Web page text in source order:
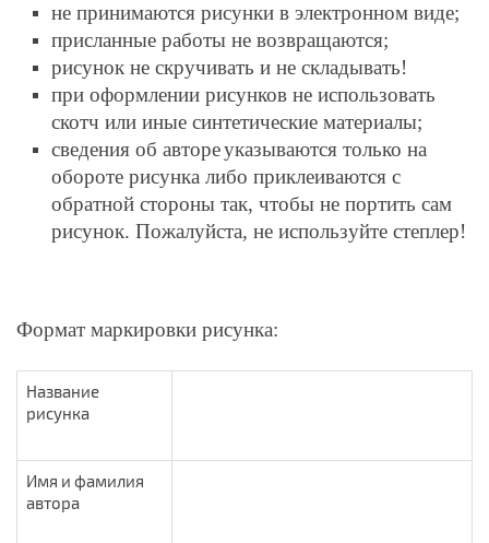
не принимаются рисунки в электронном виде;
присланные работы не возвращаются;
рисунок не скручивать и не складывать!
при оформлении рисунков не использовать
скотч или иные синтетические материалы;
сведения об автореуказываются только на
обороте рисунка либо приклеиваются с
обратной стороны так, чтобы не портить сам
рисунок. Пожалуйста, не используйте степлер!
Формат маркировки рисунка:
Название
рисунка
Имя и фамилия
автора